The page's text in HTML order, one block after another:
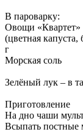
В пароварку:
Овощи «Квартет»
(цветная капуста,
г
Морская соль
Зелёный лук – в
Приготовление
На дно чаши
Всыпать постные